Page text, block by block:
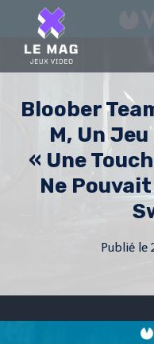
content
Bloober
M, Un
« Une
Ne
Publié le